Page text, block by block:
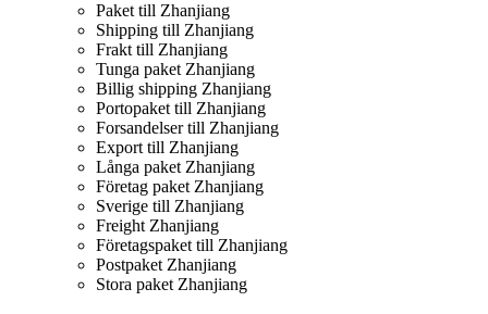
Paket till Zhanjiang
Shipping till Zhanjiang
Frakt till Zhanjiang
Tunga paket Zhanjiang
Billig shipping Zhanjiang
Portopaket till Zhanjiang
Forsandelser till Zhanjiang
Export till Zhanjiang
Långa paket Zhanjiang
Företag paket Zhanjiang
Sverige till Zhanjiang
Freight Zhanjiang
Företagspaket till Zhanjiang
Postpaket Zhanjiang
Stora paket Zhanjiang